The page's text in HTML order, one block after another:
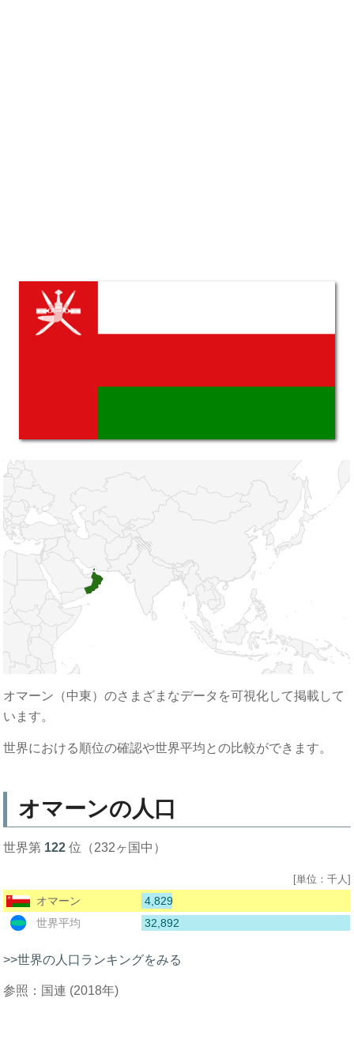
オマーン（中東）のさまざまなデータを可視化して掲載して
います。
世界における順位の確認や世界平均との比較ができます。
オマーンの人口
世界第 122 位（232ヶ国中）
[単位：千人]
オマーン
4,829
世界平均
32,892
>>世界の人口ランキングをみる
参照：国連 (2018年)